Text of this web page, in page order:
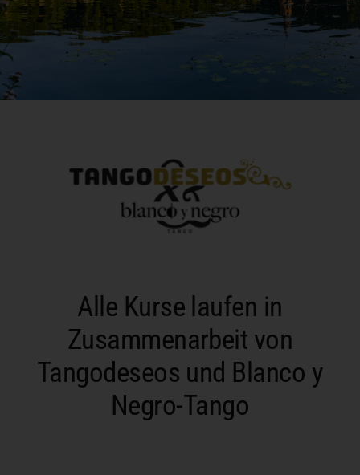
Alle Kurse laufen in
Zusammenarbeit von
Tangodeseos und Blanco y
Negro-Tango